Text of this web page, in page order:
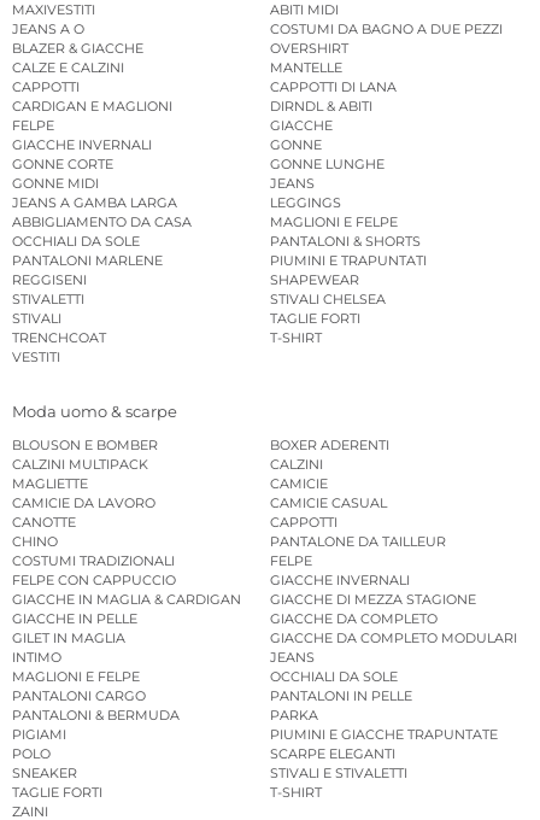
MAXIVESTITI
ABITI MIDI
JEANS A O
COSTUMI DA BAGNO A DUE PEZZI
BLAZER & GIACCHE
OVERSHIRT
CALZE E CALZINI
MANTELLE
CAPPOTTI
CAPPOTTI DI LANA
CARDIGAN E MAGLIONI
DIRNDL & ABITI
FELPE
GIACCHE
GIACCHE INVERNALI
GONNE
GONNE CORTE
GONNE LUNGHE
GONNE MIDI
JEANS
JEANS A GAMBA LARGA
LEGGINGS
ABBIGLIAMENTO DA CASA
MAGLIONI E FELPE
OCCHIALI DA SOLE
PANTALONI & SHORTS
PANTALONI MARLENE
PIUMINI E TRAPUNTATI
REGGISENI
SHAPEWEAR
STIVALETTI
STIVALI CHELSEA
STIVALI
TAGLIE FORTI
TRENCHCOAT
T-SHIRT
VESTITI
Moda uomo & scarpe
BLOUSON E BOMBER
BOXER ADERENTI
CALZINI MULTIPACK
CALZINI
MAGLIETTE
CAMICIE
CAMICIE DA LAVORO
CAMICIE CASUAL
CANOTTE
CAPPOTTI
CHINO
PANTALONE DA TAILLEUR
COSTUMI TRADIZIONALI
FELPE
FELPE CON CAPPUCCIO
GIACCHE INVERNALI
GIACCHE IN MAGLIA & CARDIGAN
GIACCHE DI MEZZA STAGIONE
GIACCHE IN PELLE
GIACCHE DA COMPLETO
GILET IN MAGLIA
GIACCHE DA COMPLETO MODULARI
INTIMO
JEANS
MAGLIONI E FELPE
OCCHIALI DA SOLE
PANTALONI CARGO
PANTALONI IN PELLE
PANTALONI & BERMUDA
PARKA
PIGIAMI
PIUMINI E GIACCHE TRAPUNTATE
POLO
SCARPE ELEGANTI
SNEAKER
STIVALI E STIVALETTI
TAGLIE FORTI
T-SHIRT
ZAINI